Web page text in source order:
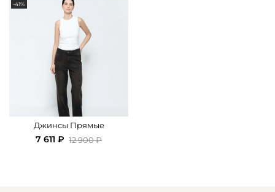
-41%
Джинсы Прямые
7 611 ₽ 12 900 ₽